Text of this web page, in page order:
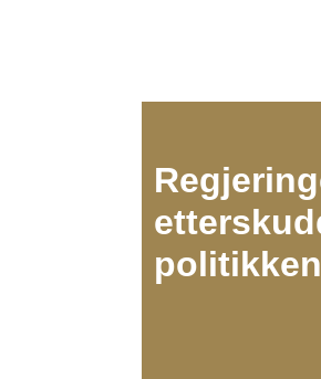
politikken